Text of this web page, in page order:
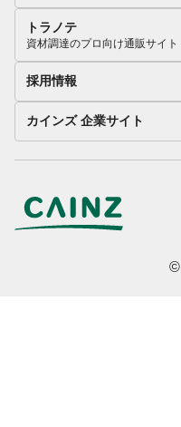
トラノテ
資材調達のプロ向け通販サイト
採用情報
カインズ 企業サイト
©